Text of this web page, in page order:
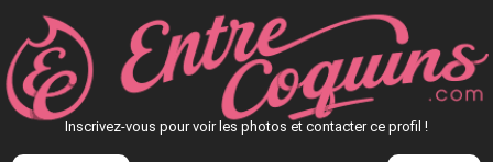
Inscrivez-vous pour voir les photos et contacter ce profil !